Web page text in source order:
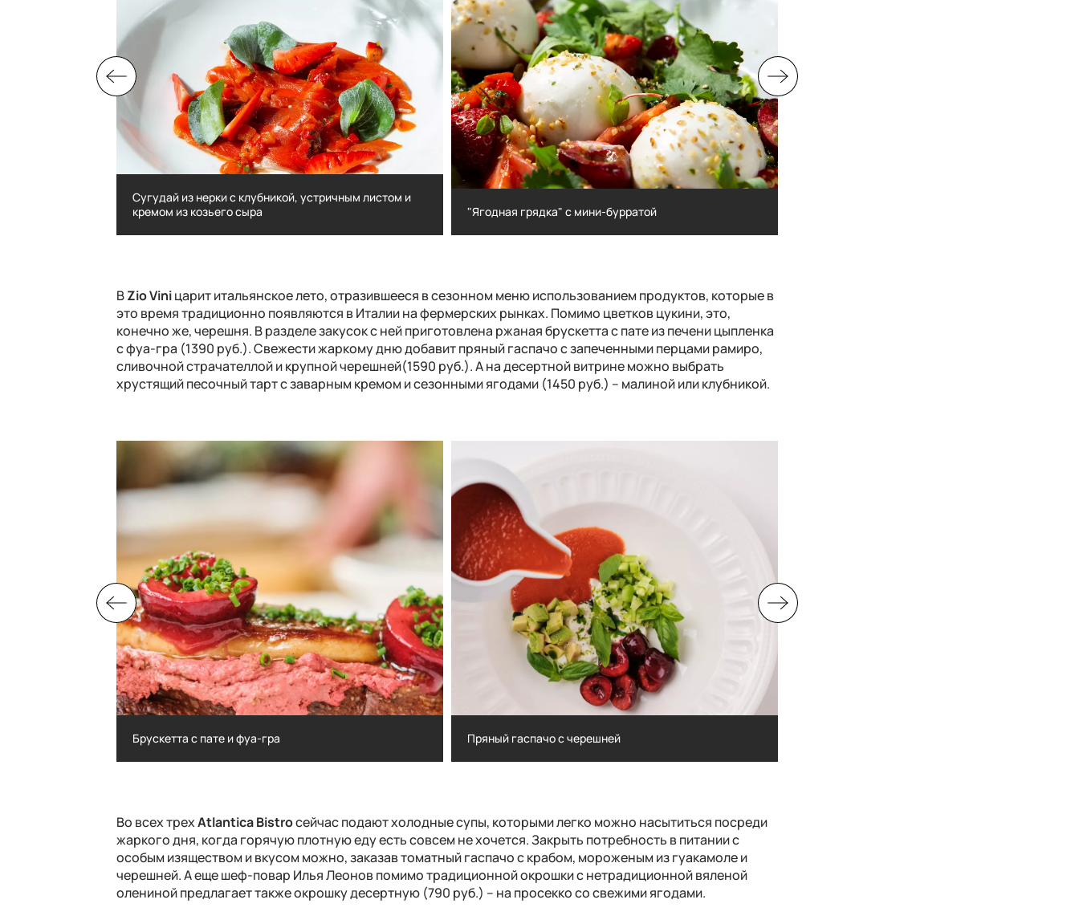
Сугудай из нерки с клубникой, устричным листом и
кремом из козьего сыра
"Ягодная грядка" с мини-бурратой
ВZio Viniцарит итальянское лето, отразившееся в сезонном меню использованием продуктов, которые в
это время традиционно появляются в Италии на фермерских рынках. Помимо цветков цукини, это,
конечно же, черешня. В разделе закусок с ней приготовлена ржаная брускетта с пате из печени цыпленка
с фуа-гра (1390 руб.). Свежести жаркому дню добавитпряный гаспачо с запеченными перцами рамиро,
сливочной страчателлой икрупной черешней(1590 руб.). А на десертной витрине можно выбрать
хрустящий песочный тарт с заварным кремом и сезонными ягодами (1450 руб.) – малиной или клубникой.
Брускетта с пате и фуа-гра Пряный гаспачо с черешней
Во всех трехAtlantica Bistroсейчас подают холодные супы, которыми легко можно насытиться посреди
жаркого дня, когда горячую плотную еду есть совсем не хочется. Закрыть потребность в питании с
особым изяществом и вкусом можно, заказав томатный гаспачо с крабом, мороженым из гуакамоле и
черешней. А еще шеф-повар Илья Леонов помимо традиционной окрошки с нетрадиционной вяленой
олениной предлагает также окрошку десертную (790 руб.) – на просекко со свежими ягодами.